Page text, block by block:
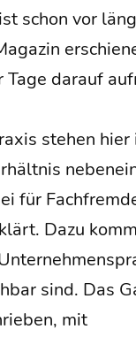
schon vor
Tage dar­auf
ste­hen
für
Dazu
sind. Das
mit